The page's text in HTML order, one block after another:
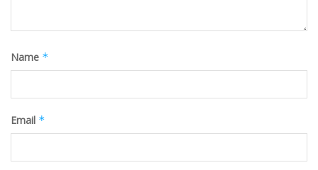
Name *
Email *